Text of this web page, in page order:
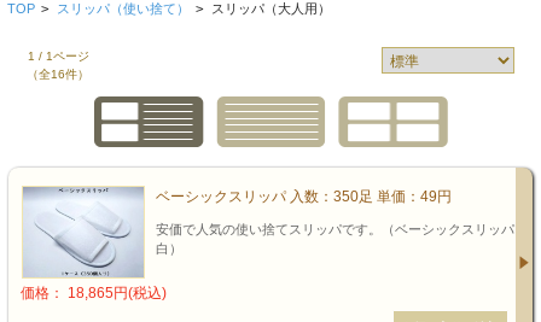
TOP > スリッパ（使い捨て） > スリッパ（大人用）
1 / 1ページ
（全16件）
ベーシックスリッパ 入数：350足 単価：49円
安価で人気の使い捨てスリッパです。（ベーシックスリッパ
白）
価格： 18,865円(税込)